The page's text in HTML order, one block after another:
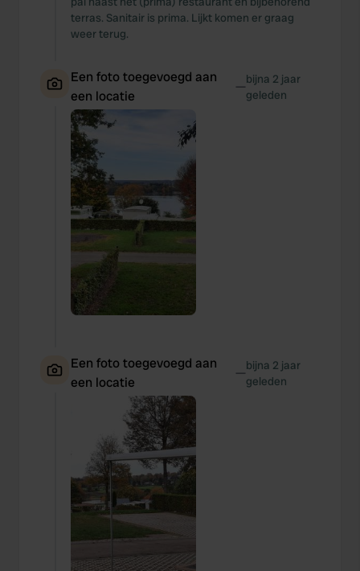
terras. Sanitair is prima. Lijkt komen er graag
weer terug.
Een foto toegevoegd aan
een locatie
—bijna 2 jaar
geleden
Een foto toegevoegd aan
een locatie
—bijna 2 jaar
geleden